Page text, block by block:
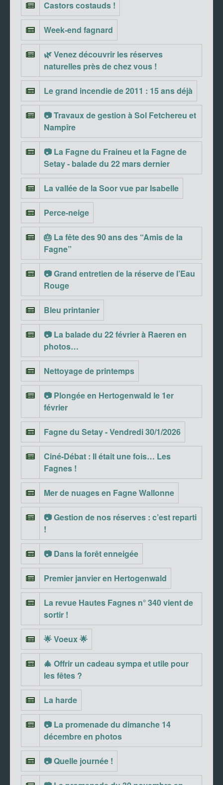
Castors costauds !
Week-end fagnard
🌿 Venez découvrir les réserves
naturelles près de chez vous !
Le grand incendie de 2011 : 15 ans déjà
📷 Travaux de gestion à Sol Fetchereu et
Nampîre
📷 La Fagne du Fraineu et la Fagne de
Setay - balade du 22 mars dernier
La vallée de la Soor vue par Isabelle
Perce-neige
🎂 La fête des 90 ans des “Amis de la
Fagne”
📷 Grand entretien de la réserve de l’Eau
Rouge
Bleu printanier
📷 La balade du 22 février à Raeren en
photos…
Nettoyage de printemps
📷 Plongée en Hertogenwald le 1er
février
Fagne du Setay - Vendredi 30/1/2026
Ciné-Débat : Il était une fois… Les
Fagnes !
Mer de nuages en Fagne Wallonne
📷 Gestion de nos réserves : c’est reparti
!
📷 Dans la forêt enneigée
Premier janvier en Hertogenwald
La revue Hautes Fagnes n° 340 vient de
sortir !
🌟 Voeux 🌟
🎄 Offrir un cadeau sympa et utile pour
les fêtes ?
La harde
📷 La promenade du dimanche 14
décembre en photos
📷 Quelle journée !